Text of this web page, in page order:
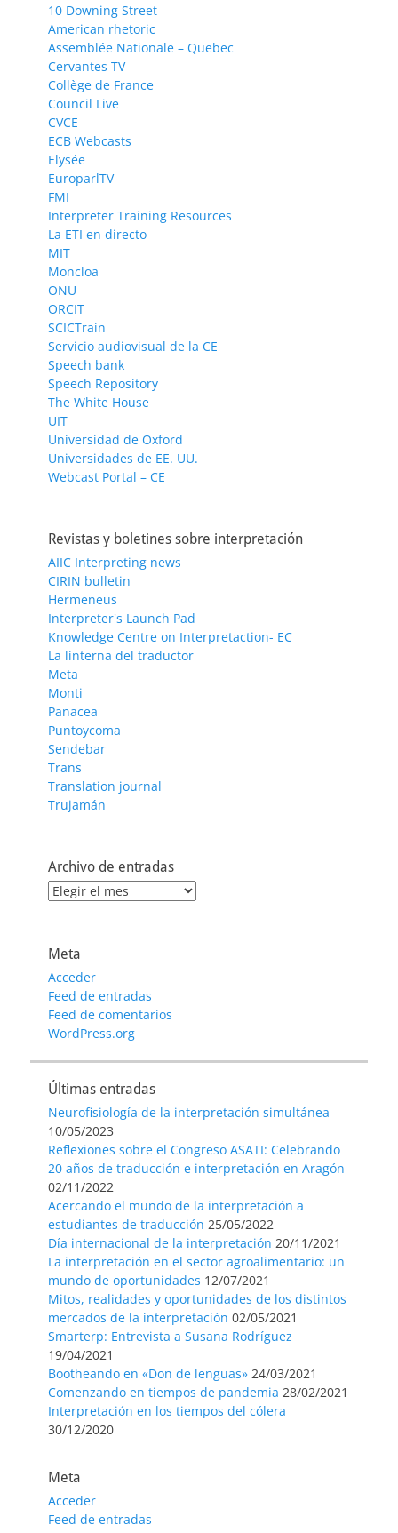
10 Downing Street
American rhetoric
Assemblée Nationale – Quebec
Cervantes TV
Collège de France
Council Live
CVCE
ECB Webcasts
Elysée
EuroparlTV
FMI
Interpreter Training Resources
La ETI en directo
MIT
Moncloa
ONU
ORCIT
SCICTrain
Servicio audiovisual de la CE
Speech bank
Speech Repository
The White House
UIT
Universidad de Oxford
Universidades de EE. UU.
Webcast Portal – CE
Revistas y boletines sobre interpretación
AIIC Interpreting news
CIRIN bulletin
Hermeneus
Interpreter's Launch Pad
Knowledge Centre on Interpretaction- EC
La linterna del traductor
Meta
Monti
Panacea
Puntoycoma
Sendebar
Trans
Translation journal
Trujamán
Archivo de entradas
Archivo
Meta
Acceder
Feed de entradas
Feed de comentarios
WordPress.org
Últimas entradas
Neurofisiología de la interpretación simultánea
10/05/2023
Reflexiones sobre el Congreso ASATI: Celebrando
20 años de traducción e interpretación en Aragón
02/11/2022
Acercando el mundo de la interpretación a
estudiantes de traducción 25/05/2022
Día internacional de la interpretación 20/11/2021
La interpretación en el sector agroalimentario: un
mundo de oportunidades 12/07/2021
Mitos, realidades y oportunidades de los distintos
mercados de la interpretación 02/05/2021
Smarterp: Entrevista a Susana Rodríguez
19/04/2021
Bootheando en «Don de lenguas» 24/03/2021
Comenzando en tiempos de pandemia 28/02/2021
Interpretación en los tiempos del cólera
30/12/2020
Meta
Acceder
Feed de entradas